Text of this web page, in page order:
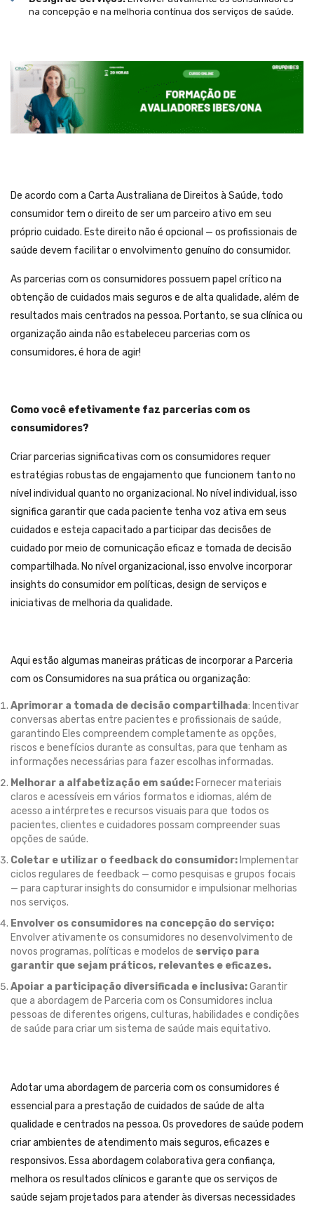
na concepção e na melhoria contínua dos serviços de saúde.
De acordo com a Carta Australiana de Direitos à Saúde, todo
consumidor tem o direito de ser um parceiro ativo em seu
próprio cuidado. Este direito não é opcional — os profissionais de
saúde devem facilitar o envolvimento genuíno do consumidor.
As parcerias com os consumidores possuem papel crítico na
obtenção de cuidados mais seguros e de alta qualidade, além de
resultados mais centrados na pessoa. Portanto, se sua clínica ou
organização ainda não estabeleceu parcerias com os
consumidores, é hora de agir!
Como você efetivamente faz parcerias com os
consumidores?
Criar parcerias significativas com os consumidores requer
estratégias robustas de engajamento que funcionem tanto no
nível individual quanto no organizacional. No nível individual, isso
significa garantir que cada paciente tenha voz ativa em seus
cuidados e esteja capacitado a participar das decisões de
cuidado por meio de comunicação eficaz e tomada de decisão
compartilhada. No nível organizacional, isso envolve incorporar
insights do consumidor em políticas, design de serviços e
iniciativas de melhoria da qualidade.
Aqui estão algumas maneiras práticas de incorporar a Parceria
com os Consumidores na sua prática ou organização:
Aprimorar a tomada de decisão compartilhada: Incentivar
conversas abertas entre pacientes e profissionais de saúde,
garantindo Eles compreendem completamente as opções,
riscos e benefícios durante as consultas, para que tenham as
informações necessárias para fazer escolhas informadas.
Melhorar a alfabetização em saúde: Fornecer materiais
claros e acessíveis em vários formatos e idiomas, além de
acesso a intérpretes e recursos visuais para que todos os
pacientes, clientes e cuidadores possam compreender suas
opções de saúde.
Coletar e utilizar o feedback do consumidor: Implementar
ciclos regulares de feedback — como pesquisas e grupos focais
— para capturar insights do consumidor e impulsionar melhorias
nos serviços.
Envolver os consumidores na concepção do serviço:
Envolver ativamente os consumidores no desenvolvimento de
novos programas, políticas e modelos de serviço para
garantir que sejam práticos, relevantes e eficazes.
Apoiar a participação diversificada e inclusiva:Garantir
que a abordagem de Parceria com os Consumidores inclua
pessoas de diferentes origens, culturas, habilidades e condições
de saúde para criar um sistema de saúde mais equitativo.
Adotar uma abordagem de parceria com os consumidores é
essencial para a prestação de cuidados de saúde de alta
qualidade e centrados na pessoa. Os provedores de saúde podem
criar ambientes de atendimento mais seguros, eficazes e
responsivos. Essa abordagem colaborativa gera confiança,
melhora os resultados clínicos e garante que os serviços de
saúde sejam projetados para atender às diversas necessidades